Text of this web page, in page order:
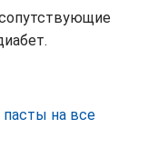
пасты на все